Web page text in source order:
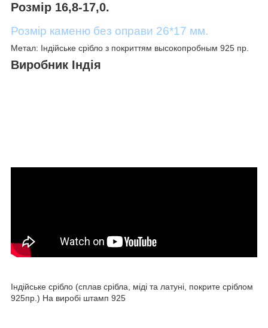
Розмір 16,8-17,0.
Розмір каменю без оправи 26*17 мм.
Метал: Індійське срібло з покриттям высокопробным 925 пр.
Виробник Індія
Індійське срібло (сплав срібла, міді та латуні, покрите сріблом
925пр.) На виробі штамп 925